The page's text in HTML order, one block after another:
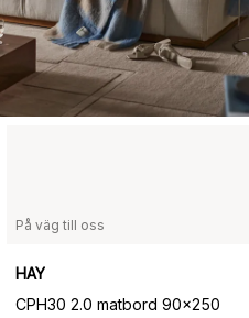
6 584 kr
På väg till oss
HAY
CPH30 2.0 matbord 90x250